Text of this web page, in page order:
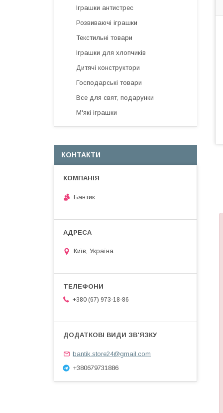
Іграшки антистрес
Розвиваючі іграшки
Текстильні товари
Іграшки для хлопчиків
Дитячі конструктори
Господарські товари
Все для свят, подарунки
М'які іграшки
КОНТАКТИ
Бантик
Київ, Україна
+380 (67) 973-18-86
bantik.store24@gmail.com
+380679731886